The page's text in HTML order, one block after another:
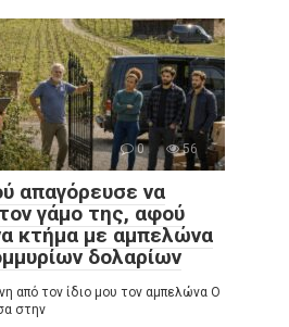
0 56
απαγόρευσε να
γάμο της, αφού
κτήμα με αμπελώνα
δολαρίων
από τον ίδιο μου τον αμπελώνα Ο
στην